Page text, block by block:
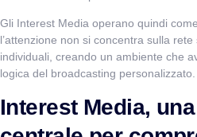
Gli Interest Media operano quindi
l’attenzione non si concentra sulla
individuali, creando un ambiente che
logica del broadcasting personalizzato.
Interest Media,